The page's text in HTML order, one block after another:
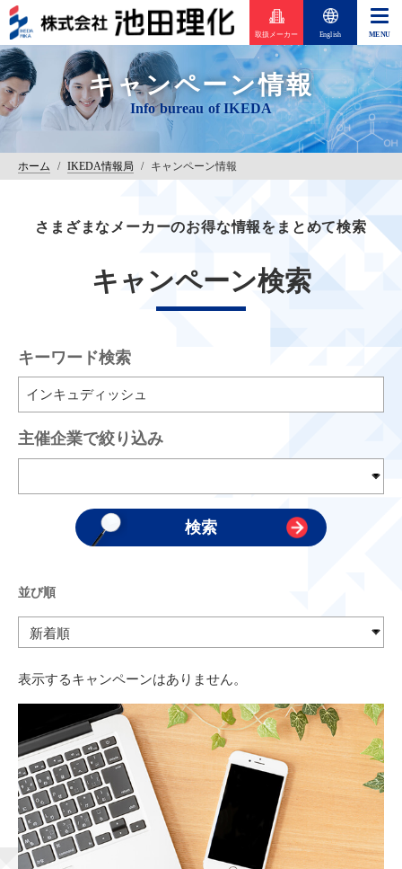
取扱メーカー English
キャンペーン情報
ホーム / IKEDA情報局 / キャンペーン情報
さまざまなメーカーのお得な情報をまとめて検索
キャンペーン検索
キーワード検索
主催企業で絞り込み
並び順
表示するキャンペーンはありません。